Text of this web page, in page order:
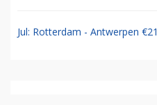
Jul: Rotterdam - Antwerpen €21